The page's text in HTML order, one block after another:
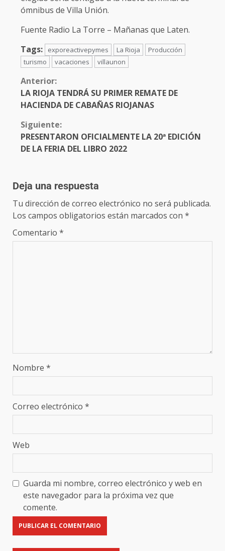
ómnibus de Villa Unión.
Fuente Radio La Torre – Mañanas que Laten.
Tags:
exporeactivepymes La Rioja
Producción
turismo
vacaciones villaunon
Anterior:
LA RIOJA TENDRÁ SU PRIMER REMATE DE
HACIENDA DE CABAÑAS RIOJANAS
Siguiente:
PRESENTARON OFICIALMENTE LA 20ª EDICIÓN
DE LA FERIA DEL LIBRO 2022
Deja una respuesta
Tu dirección de correo electrónico no será publicada.
Los campos obligatorios están marcados con *
Comentario *
Nombre *
Correo electrónico *
Web
Guarda mi nombre, correo electrónico y web en
este navegador para la próxima vez que
comente.